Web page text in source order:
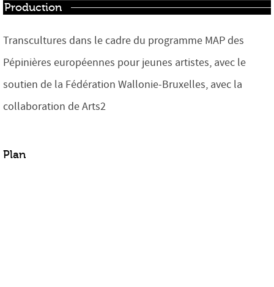
Production
Transcultures dans le cadre du programme MAP des
Pépinières européennes pour jeunes artistes, avec le
soutien de la Fédération Wallonie-Bruxelles, avec la
collaboration de Arts2
Plan